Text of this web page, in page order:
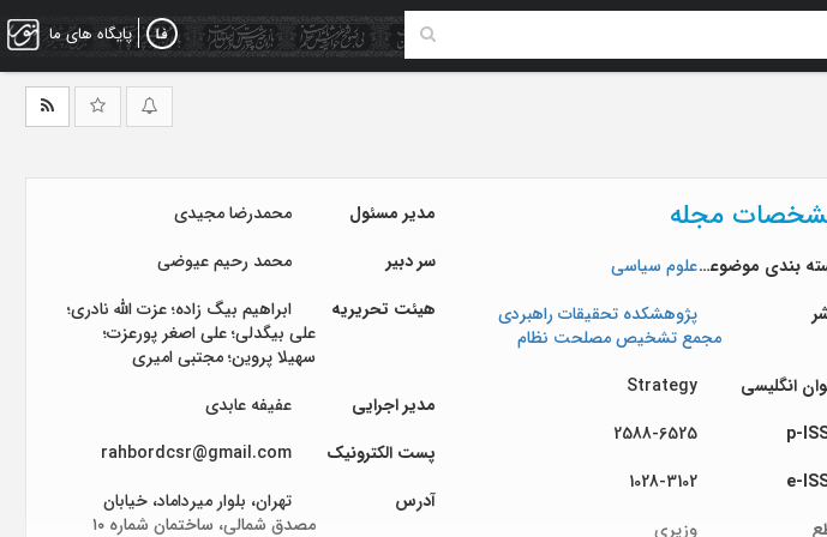
پایگاه های ما
مجله
دسته بندی موضوعیعلوم سیاسی
پژوهشکده تحقیقات راهبردی
مجمع تشخیص مصلحت نظام
انگلیسی
Strategy
p-
2588-6525
e-
1028-3102
وزیری
مدیر مسئول
محمدرضا مجیدی
سر دبیر
محمد رحیم عیوضی
هیئت تحریریه
ابراهیم بیگ زاده؛ عزت الله نادری؛
علی بیگدلی؛ علی اصغر پورعزت؛
سهیلا پروین؛ مجتبی امیری
مدیر اجرایی
عفیفه عابدی
پست الکترونیک
rahbordcsr@gmail.com
آدرس
تهران، بلوار میرداماد، خیابان
مصدق شمالی، ساختمان شماره ۱۰